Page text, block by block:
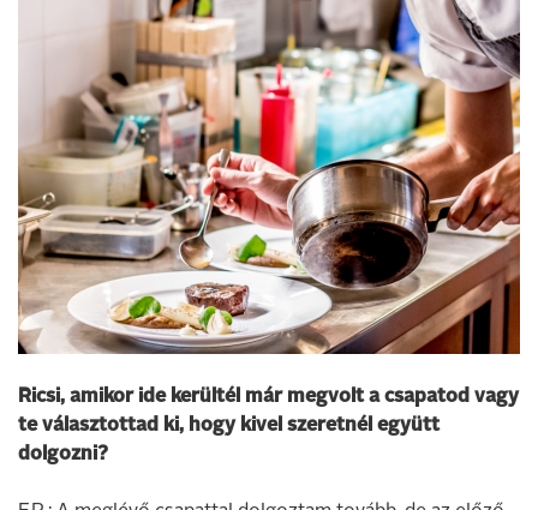
Ricsi, amikor ide kerültél már megvolt a csapatod vagy
te választottad ki, hogy kivel szeretnél együtt
dolgozni?